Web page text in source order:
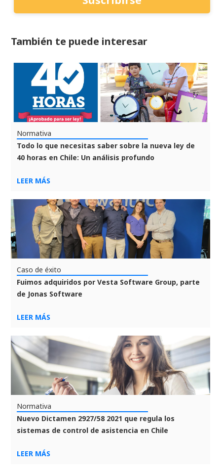
También te puede interesar
Normativa
Todo lo que necesitas saber sobre la nueva ley de
40 horas en Chile: Un análisis profundo
LEER MÁS
Caso de éxito
Fuimos adquiridos por Vesta Software Group, parte
de Jonas Software
LEER MÁS
Normativa
Nuevo Dictamen 2927/58 2021 que regula los
sistemas de control de asistencia en Chile
LEER MÁS